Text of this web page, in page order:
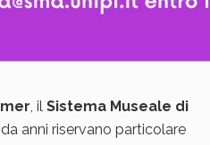
, il Sistema Museale di
anni riservano particolare